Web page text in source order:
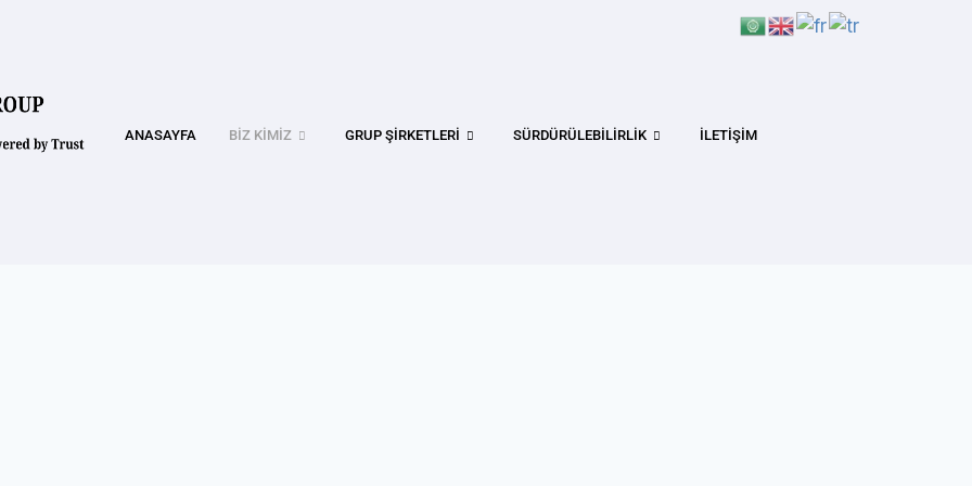
ANASAYFA BIZ KIMIZ GRUP ŞIRKETLERI SÜRDÜRÜLEBILIRLIK İLETIŞIM